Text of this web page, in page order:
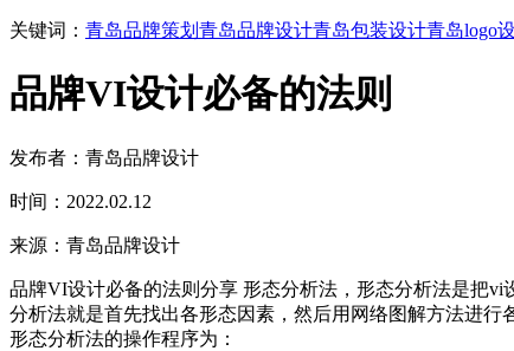
关键词： 青岛品牌策划 青岛品牌设计青岛包装设计青岛logo
品牌VI设计必备的法则
发布者：青岛品牌设计
时间：2022.02.12
来源：青岛品牌设计
品牌VI设计必备的法则分享 形态分析法，形态分析法是把
分析法就是首先找出各形态因素，然后用网络图解方法进行
形态分析法的操作程序为：